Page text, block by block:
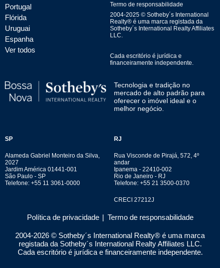
Portugal
Flórida
Uruguai
Espanha
Ver todos
Termo de responsabilidade
2004-2025 © Sotheby´s International
Realty® é uma marca registada da
Sotheby´s International Realty Affiliates
LLC.
Cada escritório é jurídica e
financeiramente independente.
Tecnologia e tradição no
mercado de alto padrão para
oferecer o imóvel ideal e o
melhor negócio.
SP
Alameda Gabriel Monteiro da Silva,
2027
Jardim América 01441-001
São Paulo - SP
Telefone: +55 11 3061-0000
RJ
Rua Visconde de Pirajá, 572, 4º
andar
Ipanema - 22410-002
Rio de Janeiro - RJ
Telefone: +55 21 3500-0370
CRECI 27212J
Política de privacidade | Termo de responsabilidade
2004-2026 © Sotheby´s International Realty® é uma marca
registada da Sotheby´s International Realty Affiliates LLC.
Cada escritório é jurídica e financeiramente independente.